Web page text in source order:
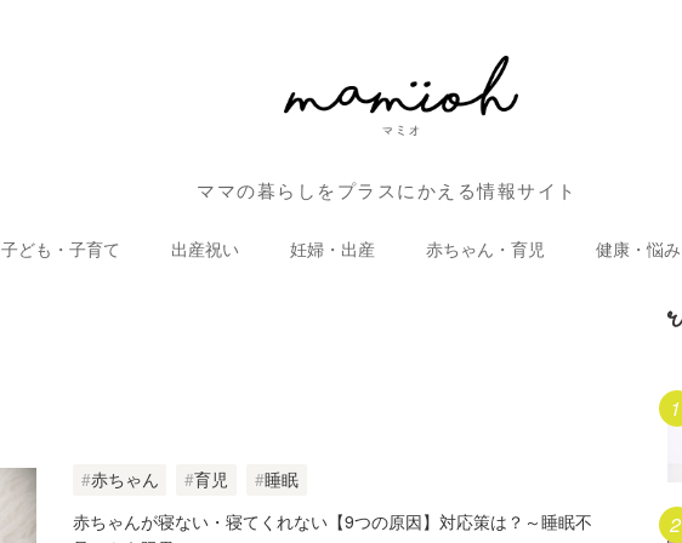
ママの暮らしをプラスにかえる情報サイト
子ども・子育て 出産祝い 妊婦・出産 赤ちゃん・育児 健康・悩み
赤ちゃん 育児
睡眠
赤ちゃんが寝ない・寝てくれない【9つの原因】対応策は？～睡眠不